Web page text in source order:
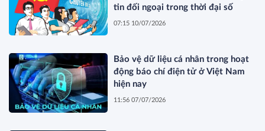
tin đối ngoại trong thời đại số
07:15 10/07/2026
Bảo vệ dữ liệu cá nhân trong hoạt
động báo chí điện tử ở Việt Nam
hiện nay
11:56 07/07/2026